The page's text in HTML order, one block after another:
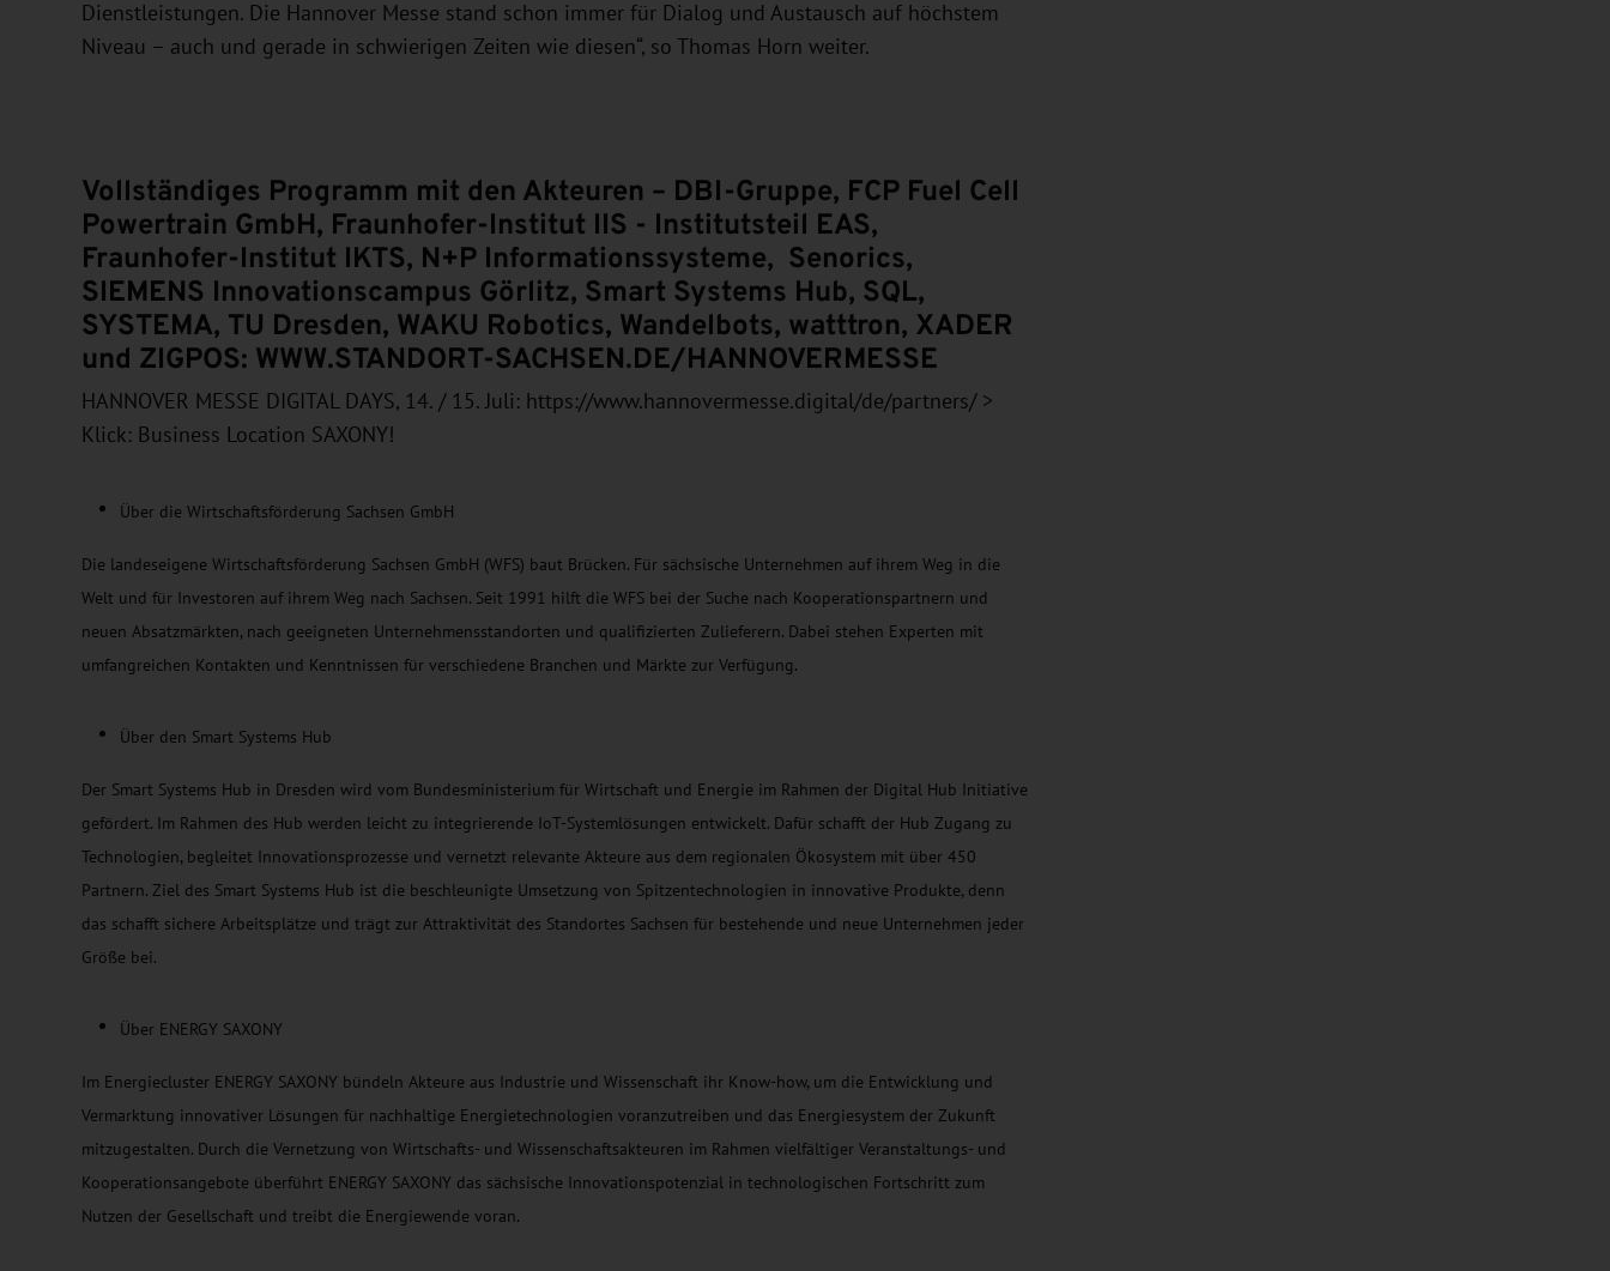
Dienstleistungen. Die Hannover Messe stand schon immer für Dialog und Austausch auf höchstem
Niveau – auch und gerade in schwierigen Zeiten wie diesen“, so Thomas Horn weiter.
Vollständiges Programm mit den Akteuren – DBI-Gruppe, FCP Fuel Cell
Powertrain GmbH, Fraunhofer-Institut IIS - Institutsteil EAS,
Fraunhofer-Institut IKTS, N+P Informationssysteme, Senorics,
SIEMENS Innovationscampus Görlitz, Smart Systems Hub, SQL,
SYSTEMA, TU Dresden, WAKU Robotics, Wandelbots, watttron, XADER
und ZIGPOS: WWW.STANDORT-SACHSEN.DE/HANNOVERMESSE
HANNOVER MESSE DIGITAL DAYS, 14. / 15. Juli: https://www.hannovermesse.digital/de/partners/ >
Klick: Business Location SAXONY!
Über die Wirtschaftsförderung Sachsen GmbH
Die landeseigene Wirtschaftsförderung Sachsen GmbH (WFS) baut Brücken. Für sächsische Unternehmen auf ihrem Weg in die
Welt und für Investoren auf ihrem Weg nach Sachsen. Seit 1991 hilft die WFS bei der Suche nach Kooperationspartnern und
neuen Absatzmärkten, nach geeigneten Unternehmensstandorten und qualifizierten Zulieferern. Dabei stehen Experten mit
umfangreichen Kontakten und Kenntnissen für verschiedene Branchen und Märkte zur Verfügung.
Über den Smart Systems Hub
Der Smart Systems Hub in Dresden wird vom Bundesministerium für Wirtschaft und Energie im Rahmen der Digital Hub Initiative
gefördert. Im Rahmen des Hub werden leicht zu integrierende IoT-Systemlösungen entwickelt. Dafür schafft der Hub Zugang zu
Technologien, begleitet Innovationsprozesse und vernetzt relevante Akteure aus dem regionalen Ökosystem mit über 450
Partnern. Ziel des Smart Systems Hub ist die beschleunigte Umsetzung von Spitzentechnologien in innovative Produkte, denn
das schafft sichere Arbeitsplätze und trägt zur Attraktivität des Standortes Sachsen für bestehende und neue Unternehmen jeder
Größe bei.
Über ENERGY SAXONY
Im Energiecluster ENERGY SAXONY bündeln Akteure aus Industrie und Wissenschaft ihr Know-how, um die Entwicklung und
Vermarktung innovativer Lösungen für nachhaltige Energietechnologien voranzutreiben und das Energiesystem der Zukunft
mitzugestalten. Durch die Vernetzung von Wirtschafts- und Wissenschaftsakteuren im Rahmen vielfältiger Veranstaltungs- und
Kooperationsangebote überführt ENERGY SAXONY das sächsische Innovationspotenzial in technologischen Fortschritt zum
Nutzen der Gesellschaft und treibt die Energiewende voran.